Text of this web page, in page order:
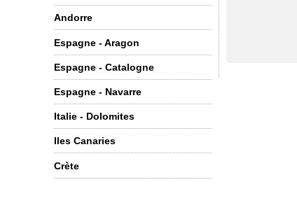
Andorre
Espagne - Aragon
Espagne - Catalogne
Espagne - Navarre
Italie - Dolomites
Iles Canaries
Crète